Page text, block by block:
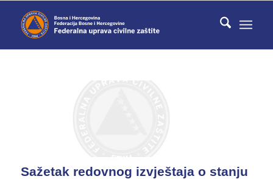
Sažetak redovnog izvještaja o stanju